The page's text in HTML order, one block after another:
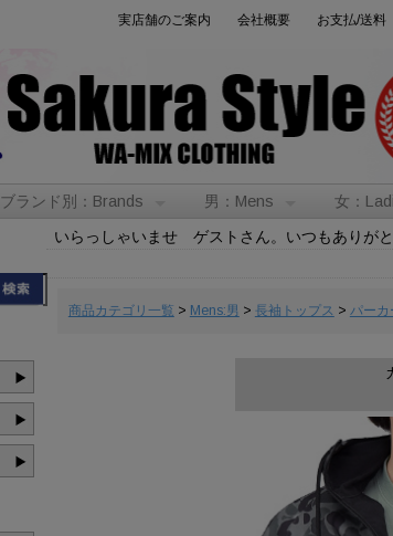
実店舗のご案内 会社概要 お支払/送料
ブランド別：Brands 男：Mens 女：
いらっしゃいませ ゲストさん。いつもありがと
商品カテゴリ一覧 > Mens:男 > 長袖トップス > パーカ